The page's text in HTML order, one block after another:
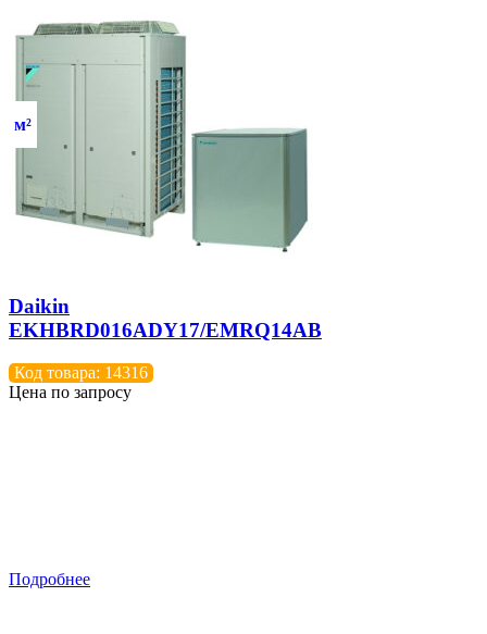
м²
Daikin
EKHBRD016ADY17/EMRQ14AB
Код товара: 14316
Цена по запросу
Подробнее